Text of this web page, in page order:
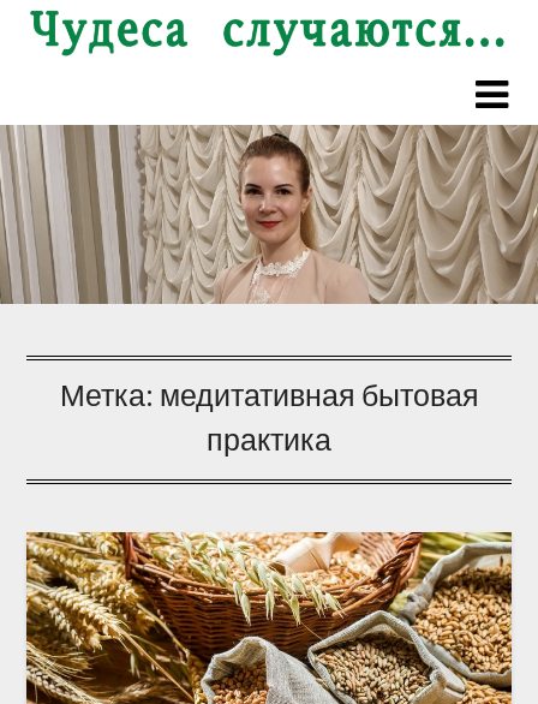
Перейти
Метка: медитативная бытовая
практика